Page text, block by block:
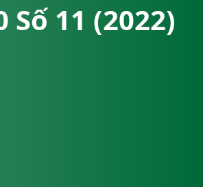
Số 11 (2022)